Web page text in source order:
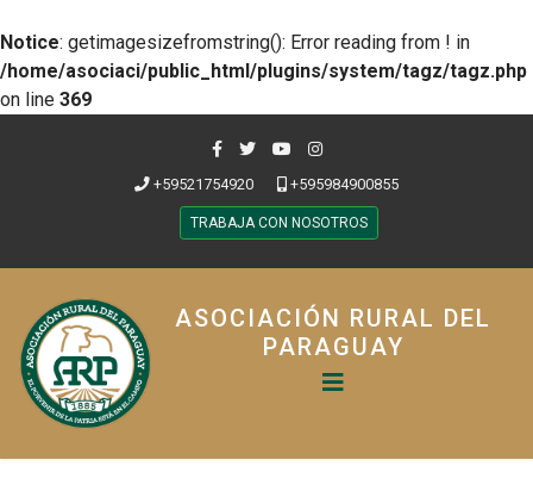
Notice: getimagesizefromstring(): Error reading from ! in
/home/asociaci/public_html/plugins/system/tagz/tagz.php
on line 369
+59521754920 +595984900855
TRABAJA CON NOSOTROS
ASOCIACIÓN RURAL DEL
PARAGUAY